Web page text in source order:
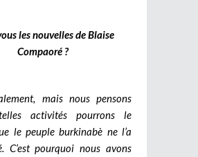
les nouvelles de Blaise
Compaoré ?
mais nous pensons
activités pourrons le
le peuple burkinabè ne l’a
C’est pourquoi nous avons